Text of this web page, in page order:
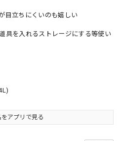
目立ちにくいのも嬉しい
具を入れるストレージにする等使い
をアプリで見る